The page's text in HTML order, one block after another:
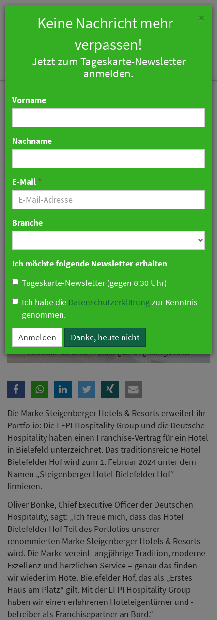
Bielefelder Hof firmiert
zukünftig als
Steigenberger Hotel
Bielefelder Hof firmiert zukünftig als Steigenberger Hotel
Die Marke Steigenberger Hotels & Resorts erweitert ihr
Portfolio: Die LFPI Hospitality Group und die Deutsche
Hospitality haben einen Franchise-Vertrag für ein Hotel
in Bielefeld unterzeichnet. Das traditionsreiche Hotel
Bielefelder Hof wird zum 1. Februar 2024 unter dem
Namen „Steigenberger Hotel Bielefelder Hof“
firmieren.
Oliver Bonke, Chief Executive Officer der Deutschen
Hospitality, sagt: „Ich freue mich, dass das Hotel
Bielefelder Hof Teil des Portfolios unserer
renommierten Marke Steigenberger Hotels & Resorts
wird. Die Marke vereint langjährige Tradition, moderne
Exzellenz und herzlichen Service – genau das finden
wir wieder im Hotel Bielefelder Hof, das als „Erstes
Haus am Platz“ gilt. Mit der LFPI Hospitality Group
haben wir einen erfahrenen Hoteleigentümer und -
betreiber als Franchisepartner an Bord.“
×
Keine Nachricht mehr
verpassen!
Jetzt zum Tageskarte-Newsletter
anmelden.
Vorname
Nachname
E-Mail *
Branche
Ich möchte folgende Newsletter erhalten
Tageskarte-Newsletter (gegen 8.30 Uhr)
Ich habe die Datenschutzerklärungzur Kenntnis
genommen.
Anmelden Danke, heute nicht